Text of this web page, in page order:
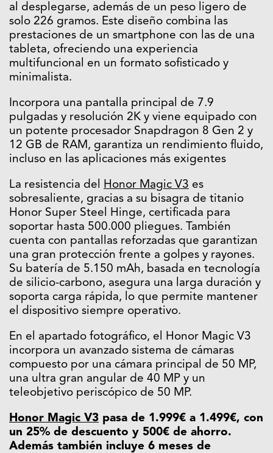
al desplegarse, además de un peso ligero de
solo 226 gramos. Este diseño combina las
prestaciones de un smartphone con las de una
tableta, ofreciendo una experiencia
multifuncional en un formato sofisticado y
minimalista.
Incorpora una pantalla principal de 7.9
pulgadas y resolución 2K y viene equipado con
un potente procesador Snapdragon 8 Gen 2 y
12 GB de RAM, garantiza un rendimiento fluido,
incluso en las aplicaciones más exigentes
La resistencia del Honor Magic V3 es
sobresaliente, gracias a su bisagra de titanio
Honor Super Steel Hinge, certificada para
soportar hasta 500.000 pliegues. También
cuenta con pantallas reforzadas que garantizan
una gran protección frente a golpes y rayones.
Su batería de 5.150 mAh, basada en tecnología
de silicio-carbono, asegura una larga duración y
soporta carga rápida, lo que permite mantener
el dispositivo siempre operativo.
En el apartado fotográfico, el Honor Magic V3
incorpora un avanzado sistema de cámaras
compuesto por una cámara principal de 50 MP,
una ultra gran angular de 40 MP y un
teleobjetivo periscópico de 50 MP.
Honor Magic V3 pasa de 1.999€ a 1.499€, con
un 25% de descuento y 500€ de ahorro.
Además también incluye 6 meses de